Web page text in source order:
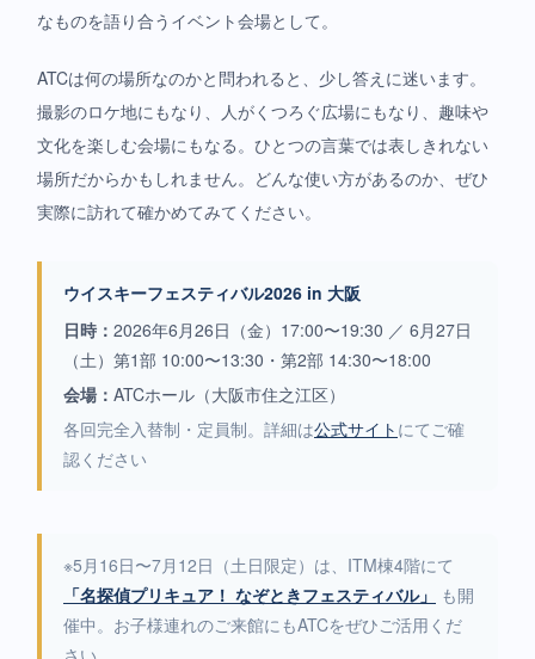
なものを語り合うイベント会場として。
ATCは何の場所なのかと問われると、少し答えに迷います。
撮影のロケ地にもなり、人がくつろぐ広場にもなり、趣味や
文化を楽しむ会場にもなる。ひとつの言葉では表しきれない
場所だからかもしれません。どんな使い方があるのか、ぜひ
実際に訪れて確かめてみてください。
ウイスキーフェスティバル2026 in 大阪
日時： 2026年6月26日（金）17:00〜19:30 ／ 6月27日
（土）第1部 10:00〜13:30・第2部 14:30〜18:00
会場： ATCホール（大阪市住之江区）
各回完全入替制・定員制。詳細は公式サイト にてご確
認ください
※5月16日〜7月12日（土日限定）は、ITM棟4階にて
「名探偵プリキュア！ なぞときフェスティバル」
も開
催中。お子様連れのご来館にもATCをぜひご活用くだ
さい。